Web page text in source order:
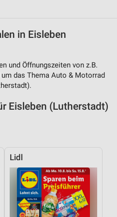
in Eisleben
und Öffnungszeiten von z.B.
um das Thema Auto & Motorrad
Eisleben (Lutherstadt)
Lidl